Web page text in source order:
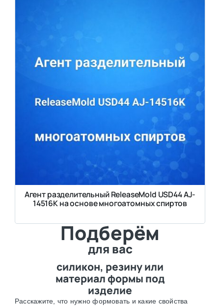
Агент разделительный ReleaseMold USD44 AJ-
14516K на основе многоатомных спиртов
Подберём
для вас
силикон, резину или
материал формы под
изделие
Расскажите, что нужно формовать и какие свойства